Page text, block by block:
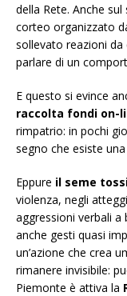
della Rete. Anche sul
corteo organizzato
sollevato reazioni
parlare di un
E questo si evince
raccolta fondi on-
rimpatrio: in pochi
segno che esiste
Eppure il seme
violenza, negli
aggressioni verbali a
anche gesti quasi
un’azione che crea
rimanere invisibile:
Piemonte è attiva la